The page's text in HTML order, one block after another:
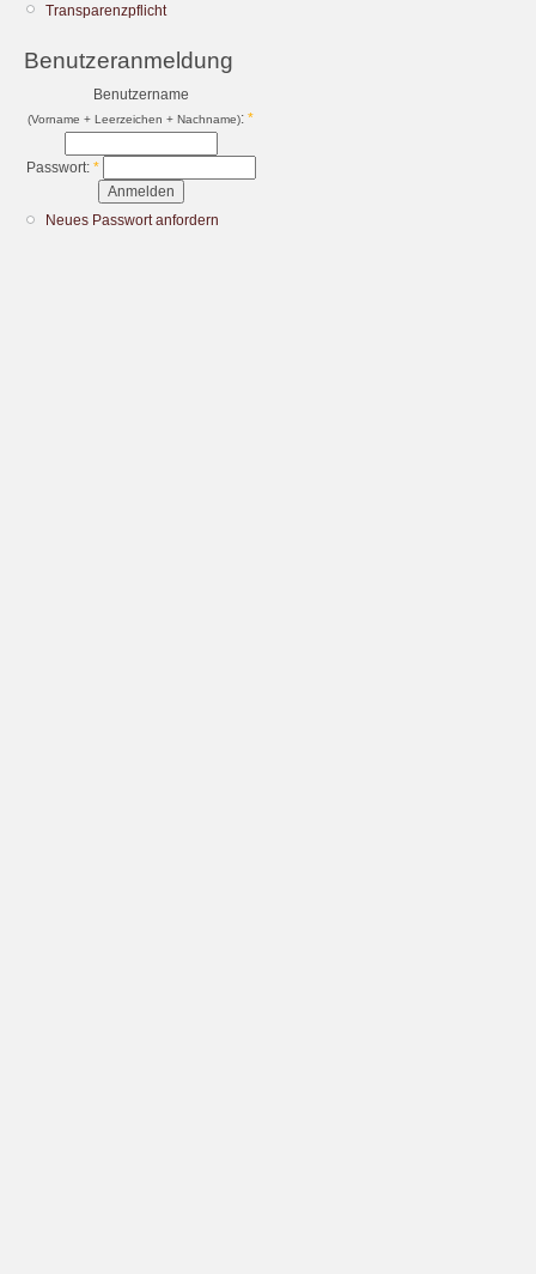
Transparenzpflicht
Benutzeranmeldung
Benutzername
(Vorname + Leerzeichen + Nachname): *
Passwort: *
Neues Passwort anfordern